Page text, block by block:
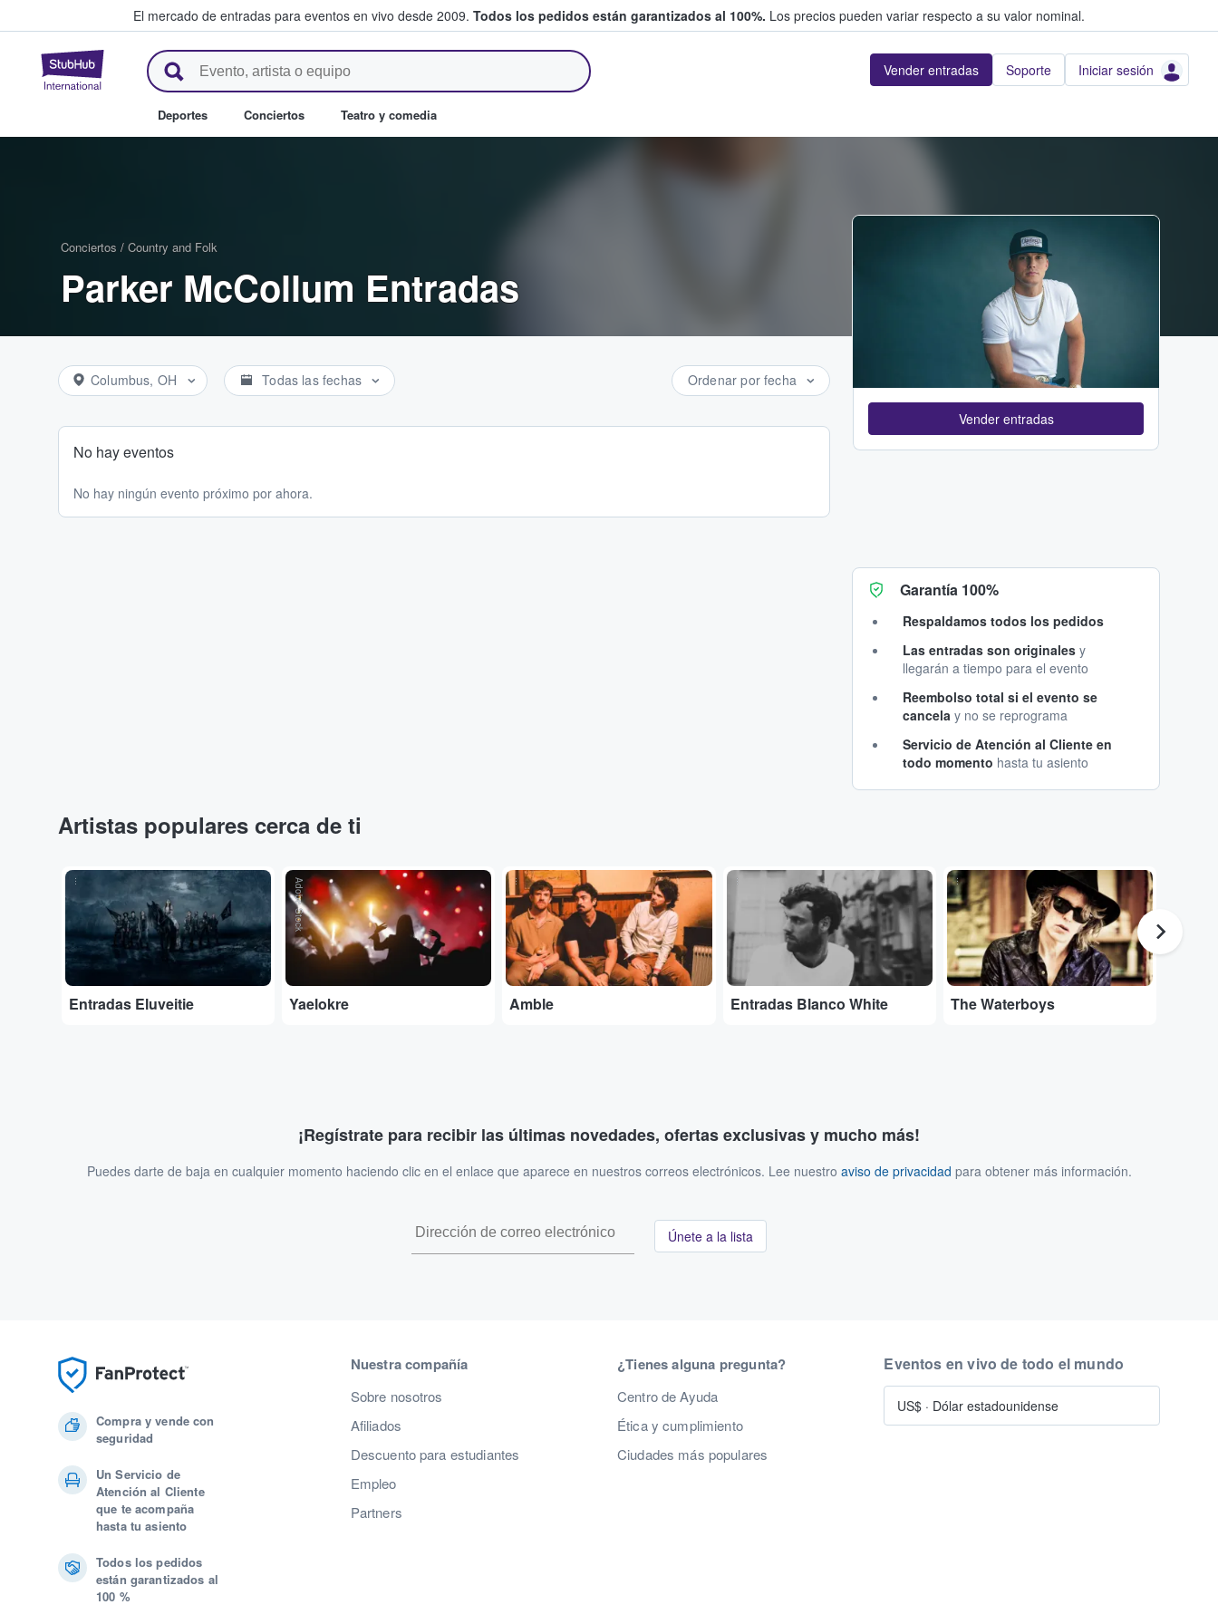
El mercado de entradas para eventos en vivo desde 2009. Todos los pedidos están garantizados al 100%. Los precios pueden variar respecto a su valor nominal.
StubHub: compra y venta de entradas entre fans Vender entradas Soporte Iniciar sesión
Deportes Conciertos Teatro y comedia
Conciertos / Country and Folk
Parker McCollum Entradas
Columbus, OH Todas las fechas Ordenar por fecha
No hay eventos
No hay ningún evento próximo por ahora.
Vender entradas
Garantía 100%
Respaldamos todos los pedidos
Las entradas son originales y
llegarán a tiempo para el evento
Reembolso total si el evento se
cancela y no se reprograma
Servicio de Atención al Cliente en
todo momento hasta tu asiento
Artistas populares cerca de ti
...
Entradas Eluveitie
Adobe Stock
Yaelokre
...
Amble
...
Entradas Blanco White
...
The Waterboys
¡Regístrate para recibir las últimas novedades, ofertas exclusivas y mucho más!
Puedes darte de baja en cualquier momento haciendo clic en el enlace que aparece en nuestros correos electrónicos. Lee nuestro aviso de privacidad para obtener más información.
Únete a la lista
Compra y vende con
seguridad
Un Servicio de
Atención al Cliente
que te acompaña
hasta tu asiento
Todos los pedidos
están garantizados al
100 %
Nuestra compañía
Sobre nosotros
Afiliados
Descuento para estudiantes
Empleo
Partners
¿Tienes alguna pregunta?
Centro de Ayuda
Ética y cumplimiento
Ciudades más populares
Eventos en vivo de todo el mundo
US$ · Dólar estadounidense